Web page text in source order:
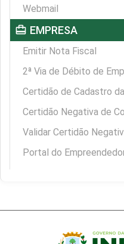
Webmail
card_travel EMPRESA
Emitir Nota Fiscal
2ª Via de Débito de
Certidão de Cadastro
Certidão Negativa de
Validar Certidão
Portal do